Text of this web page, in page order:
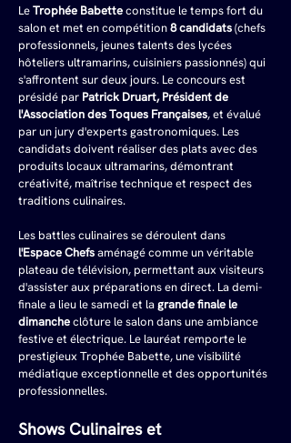
Le Trophée Babette constitue le temps fort du
salon et met en compétition 8 candidats (chefs
professionnels, jeunes talents des lycées
hôteliers ultramarins, cuisiniers passionnés) qui
s'affrontent sur deux jours. Le concours est
présidé par Patrick Druart, Président de
l'Association des Toques Françaises, et évalué
par un jury d'experts gastronomiques. Les
candidats doivent réaliser des plats avec des
produits locaux ultramarins, démontrant
créativité, maîtrise technique et respect des
traditions culinaires.
Les battles culinaires se déroulent dans
l'Espace Chefs aménagé comme un véritable
plateau de télévision, permettant aux visiteurs
d'assister aux préparations en direct. La demi-
finale a lieu le samedi et la grande finale le
dimanche clôture le salon dans une ambiance
festive et électrique. Le lauréat remporte le
prestigieux Trophée Babette, une visibilité
médiatique exceptionnelle et des opportunités
professionnelles.
Shows Culinaires et